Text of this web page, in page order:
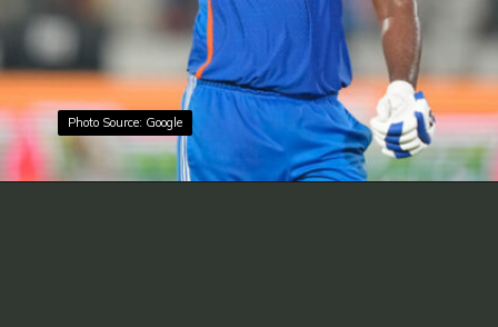
Photo Source: Google
Photo Source: Google